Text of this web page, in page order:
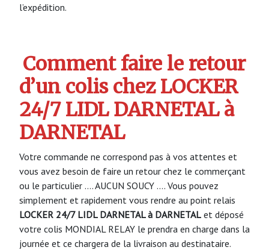
l’expédition.
Comment faire le retour
d’un colis chez LOCKER
24/7 LIDL DARNETAL à
DARNETAL
Votre commande ne correspond pas à vos attentes et
vous avez besoin de faire un retour chez le commerçant
ou le particulier …. AUCUN SOUCY …. Vous pouvez
simplement et rapidement vous rendre au point relais
LOCKER 24/7 LIDL DARNETAL à DARNETAL et déposé
votre colis MONDIAL RELAY le prendra en charge dans la
journée et ce chargera de la livraison au destinataire.